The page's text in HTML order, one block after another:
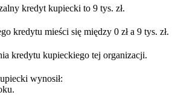
kredyt kupiecki to 9 tys. zł.
kredytu mieści się między 0 zł a 9 tys. zł.
kredytu kupieckiego tej organizacji.
wynosił: